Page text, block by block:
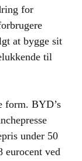
for
at bygge sit
til
form. BYD’s
under 50
eurocent ved